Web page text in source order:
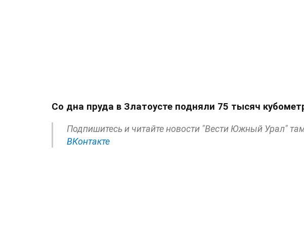
Со дна пруда в Златоусте подняли 75 тысяч
Подпишитесь и читайте новости "Вести Южный Урал"
ВКонтакте